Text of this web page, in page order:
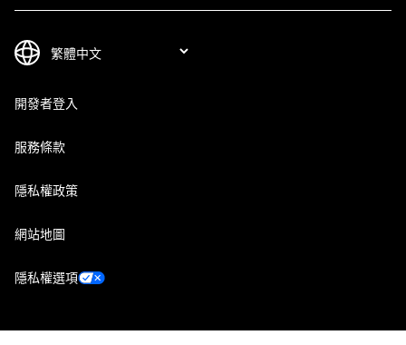
開發者登入
服務條款
隱私權政策
網站地圖
隱私權選項